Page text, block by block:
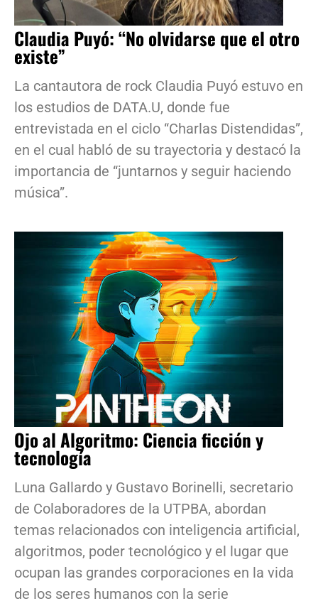
Claudia Puyó: “No olvidarse que el otro
existe”
La cantautora de rock Claudia Puyó estuvo en
los estudios de DATA.U, donde fue
entrevistada en el ciclo “Charlas Distendidas”,
en el cual habló de su trayectoria y destacó la
importancia de “juntarnos y seguir haciendo
música”.
Ojo al Algoritmo: Ciencia ficción y
tecnología
Luna Gallardo y Gustavo Borinelli, secretario
de Colaboradores de la UTPBA, abordan
temas relacionados con inteligencia artificial,
algoritmos, poder tecnológico y el lugar que
ocupan las grandes corporaciones en la vida
de los seres humanos con la serie